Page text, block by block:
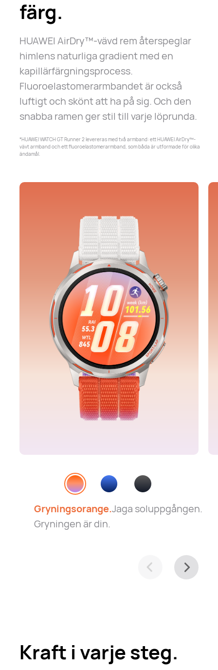
färg.
HUAWEI AirDry™-vävd rem återspeglar
himlens naturliga gradient med en
kapillärfärgningsprocess.
Fluoroelastomerarmbandet är också
luftigt och skönt att ha på sig. Och den
snabba ramen ger stil till varje löprunda.
*HUAWEI WATCH GT Runner 2 levereras med två armband: ett HUAWEI AirDry™-
vävt armband och ett fluoroelastomerarmband, som båda är utformade för olika
ändamål.
Gryningsorange.Jaga soluppgången.
Gryningen är din.
Kraft i varje steg.